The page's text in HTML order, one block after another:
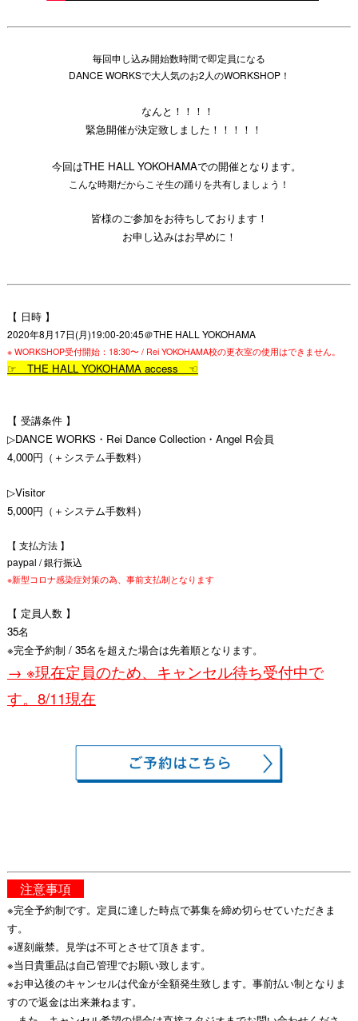
毎回申し込み開始数時間で即定員になる
DANCE WORKSで大人気のお2人のWORKSHOP！
なんと！！！！
緊急開催が決定致しました！！！！！
今回はTHE HALL YOKOHAMAでの開催となります。
こんな時期だからこそ生の踊りを共有しましょう！
皆様のご参加をお待ちしております！
お申し込みはお早めに！
【 日時 】
2020年8月17日(月)19:00-20:45＠THE HALL YOKOHAMA
※ WORKSHOP受付開始：18:30〜 / Rei YOKOHAMA校の更衣室の使用はできません。
☞ THE HALL YOKOHAMA access ☜
【 受講条件 】
▷DANCE WORKS・Rei Dance Collection・Angel R会員
4,000円（＋システム手数料）
▷Visitor
5,000円（＋システム手数料）
【 支払方法 】
paypal / 銀行振込
※新型コロナ感染症対策の為、事前支払制となります
【 定員人数 】
35名
※完全予約制 / 35名を超えた場合は先着順となります。
→ ※現在定員のため、キャンセル待ち受付中で
す。8/11現在
注意事項
※完全予約制です。定員に達した時点で募集を締め切らせていただきま
す。
※遅刻厳禁。見学は不可とさせて頂きます。
※当日貴重品は自己管理でお願い致します。
※お申込後のキャンセルは代金が全額発生致します。事前払い制となりま
すので返金は出来兼ねます。